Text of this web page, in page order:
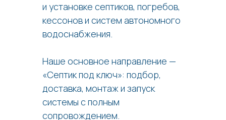
и установке септиков, погребов,
кессонов и систем автономного
водоснабжения.
Наше основное направление —
«Септик под ключ»: подбор,
доставка, монтаж и запуск
системы с полным
сопровождением.